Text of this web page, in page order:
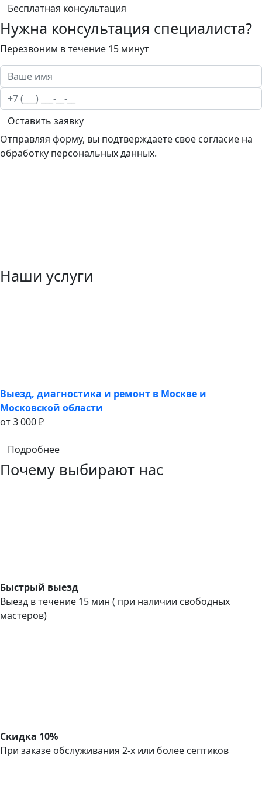
Бесплатная консультация
Нужна консультация специалиста?
Перезвоним в течение 15 минут
Оставить заявку
Отправляя форму, вы подтверждаете свое согласие на
обработку персональных данных.
Наши услуги
Выезд, диагностика и ремонт в Москве и
Московской области
oт 3 000 ₽
Подробнее
Почему выбирают нас
Быстрый выезд
Выезд в течение 15 мин ( при наличии свободных
мастеров)
Скидка 10%
При заказе обслуживания 2-х или более септиков